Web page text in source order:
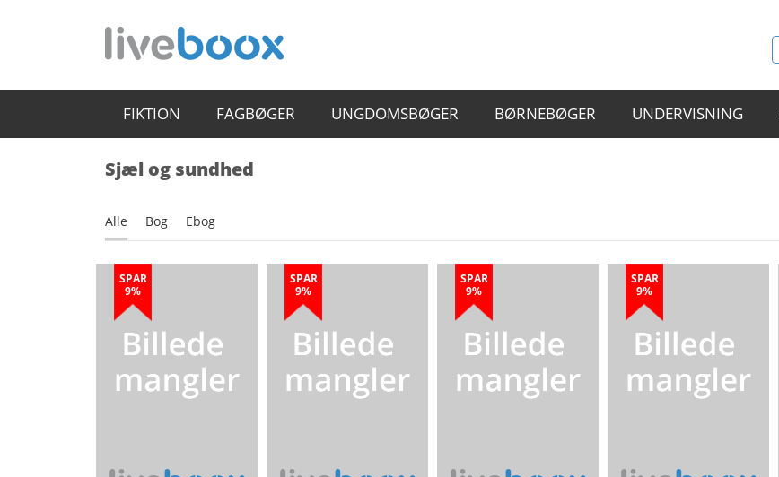
FIKTION FAGBØGER UNGDOMSBØGER BØRNEBØGER UNDERVISNING
Sjæl og sundhed
Alle Bog Ebog
SPAR
9%
SPAR
9%
SPAR
9%
SPAR
9%